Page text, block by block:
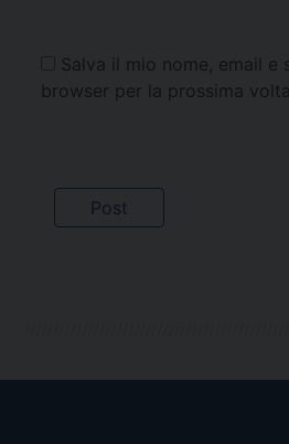
Salva il mio nome, email e
browser per la prossima